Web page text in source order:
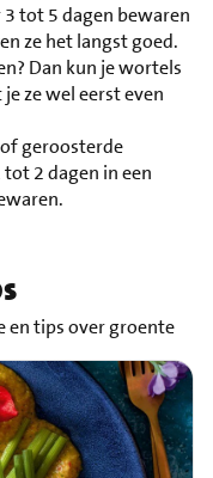
tot 5 dagen bewaren
ze het langst goed.
Dan kun je wortels
ze wel eerst even
geroosterde
2 dagen in een
en tips over groente